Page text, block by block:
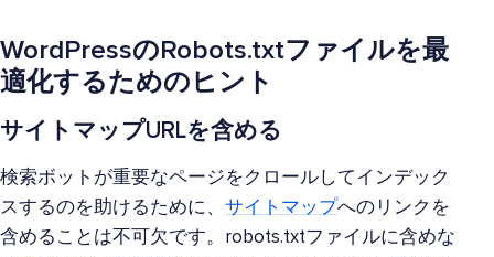
WordPressのRobots.txtファイルを最
適化するためのヒント
サイトマップURLを含める
検索ボットが重要なページをクロールしてインデック
スするのを助けるために、 サイトマップへのリンクを
含めることは不可欠です。robots.txtファイルに含めな